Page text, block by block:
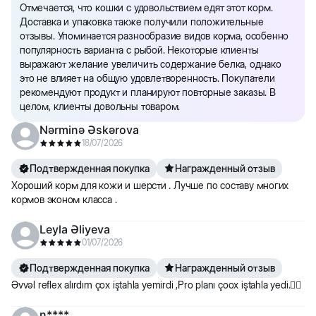
Отмечается, что кошки с удовольствием едят этот корм.
Доставка и упаковка также получили положительные
отзывы. Упоминается разнообразие видов корма, особенно
популярность варианта с рыбой. Некоторые клиенты
выражают желание увеличить содержание белка, однако
это не влияет на общую удовлетворенность. Покупатели
рекомендуют продукт и планируют повторные заказы. В
целом, клиенты довольны товаром.
Nərminə Əskərova
18/07/2026
Подтвержденная покупка
Награжденный отзыв
Хороший корм для кожи и шерсти . Лучше по составу многих
кормов эконом класса .
Leyla Əliyeva
01/07/2026
Подтвержденная покупка
Награжденный отзыв
Əvvəl reflex alırdım çox iştahla yemirdi ,Pro planı çoox iştahla yedi.👍🏻